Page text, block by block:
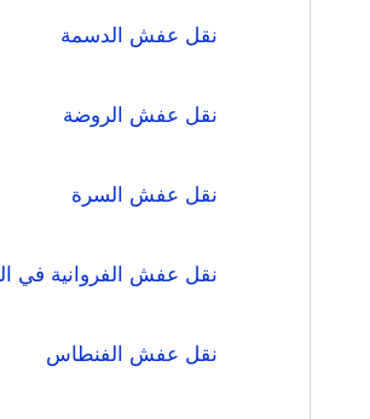
نقل عفش الدسمة
نقل عفش الروضة
نقل عفش السرة
نقل عفش الفروانية في
نقل عفش الفنطاس